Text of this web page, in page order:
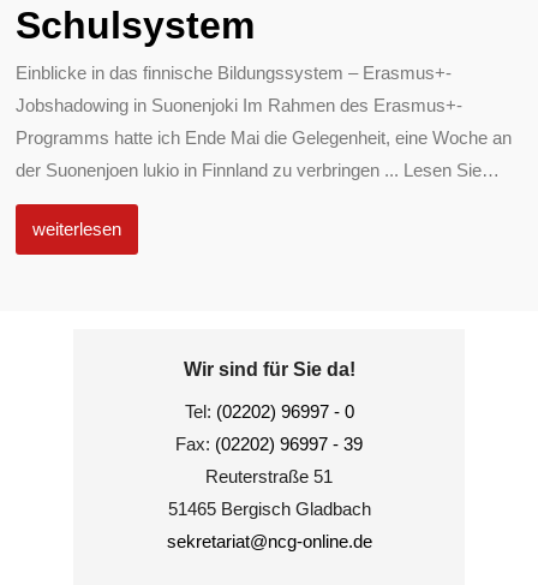
Schulsystem
Einblicke in das finnische Bildungssystem – Erasmus+-
Jobshadowing in Suonenjoki Im Rahmen des Erasmus+-
Programms hatte ich Ende Mai die Gelegenheit, eine Woche an
der Suonenjoen lukio in Finnland zu verbringen ... Lesen Sie…
weiterlesen
Wir sind für Sie da!
Tel: (02202) 96997 - 0
Fax: (02202) 96997 - 39
Reuterstraße 51
51465 Bergisch Gladbach
sekretariat@ncg-online.de